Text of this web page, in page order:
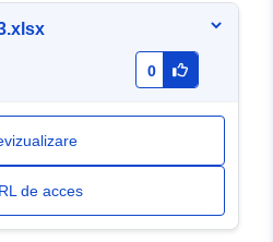
0
de acces